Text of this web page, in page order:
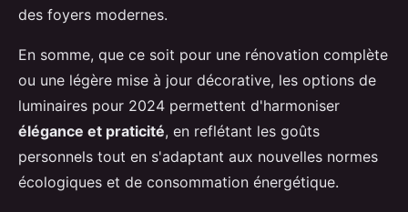
des foyers modernes.
En somme, que ce soit pour une rénovation complète
ou une légère mise à jour décorative, les options de
luminaires pour 2024 permettent d'harmoniser
élégance et praticité, en reflétant les goûts
personnels tout en s'adaptant aux nouvelles normes
écologiques et de consommation énergétique.